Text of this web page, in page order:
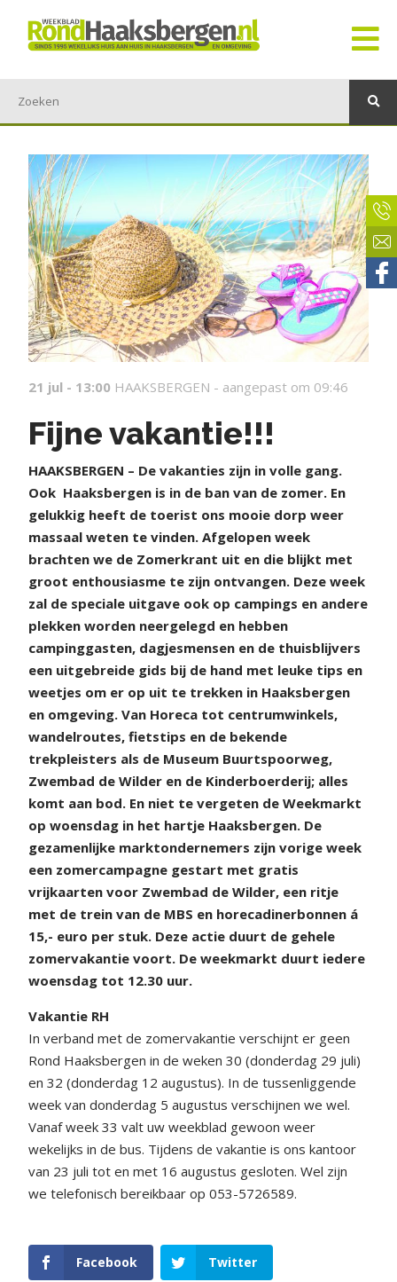
21 jul - 13:00 HAAKSBERGEN - aangepast om 09:46
Fijne vakantie!!!
HAAKSBERGEN – De vakanties zijn in volle gang.
Ook Haaksbergen is in de ban van de zomer. En
gelukkig heeft de toerist ons mooie dorp weer
massaal weten te vinden. Afgelopen week
brachten we de Zomerkrant uit en die blijkt met
groot enthousiasme te zijn ontvangen. Deze week
zal de speciale uitgave ook op campings en andere
plekken worden neergelegd en hebben
campinggasten, dagjesmensen en de thuisblijvers
een uitgebreide gids bij de hand met leuke tips en
weetjes om er op uit te trekken in Haaksbergen
en omgeving. Van Horeca tot centrumwinkels,
wandelroutes, fietstips en de bekende
trekpleisters als de Museum Buurtspoorweg,
Zwembad de Wilder en de Kinderboerderij; alles
komt aan bod. En niet te vergeten de Weekmarkt
op woensdag in het hartje Haaksbergen. De
gezamenlijke marktondernemers zijn vorige week
een zomercampagne gestart met gratis
vrijkaarten voor Zwembad de Wilder, een ritje
met de trein van de MBS en horecadinerbonnen á
15,- euro per stuk. Deze actie duurt de gehele
zomervakantie voort. De weekmarkt duurt iedere
woensdag tot 12.30 uur.
Vakantie RH
In verband met de zomervakantie verschijnt er geen
Rond Haaksbergen in de weken 30 (donderdag 29 juli)
en 32 (donderdag 12 augustus). In de tussenliggende
week van donderdag 5 augustus verschijnen we wel.
Vanaf week 33 valt uw weekblad gewoon weer
wekelijks in de bus. Tijdens de vakantie is ons kantoor
van 23 juli tot en met 16 augustus gesloten. Wel zijn
we telefonisch bereikbaar op 053-5726589.
Facebook Twitter